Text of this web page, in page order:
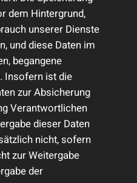
dem Hintergrund,
unserer Dienste
und diese Daten im
begangene
Insofern ist die
zur Absicherung
Verantwortlichen
dieser Daten
nicht, sofern
zur Weitergabe
der